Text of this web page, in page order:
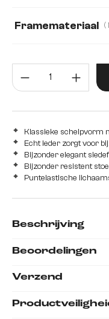
Strukturstoff Soft
Framemateriaal
roestvrij staal
Klassieke schelpvorm
Echt leder zorgt voor
Bijzonder elegant
Bijzonder resistent
Puntelastische
Beschrijving
Beoordelingen
Verzend